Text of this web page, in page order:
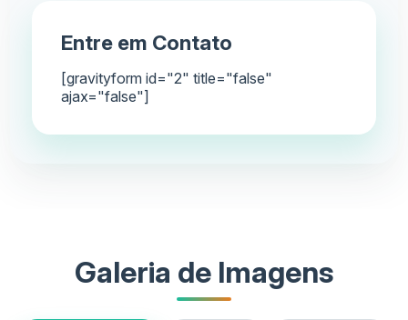
Entre em Contato
[gravityform id="2" title="false"
ajax="false"]
Galeria de Imagens